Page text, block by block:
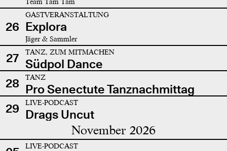
26
GASTVERANSTALTUNG
Explora
Jäger & Sammler
27 TANZ, ZUM MITMACHEN
Südpol Dance
28
TANZ
Pro Senectute Tanznachmittag
29
LIVE-PODCAST
Drags Uncut
November 2026
LIVE-PODCAST